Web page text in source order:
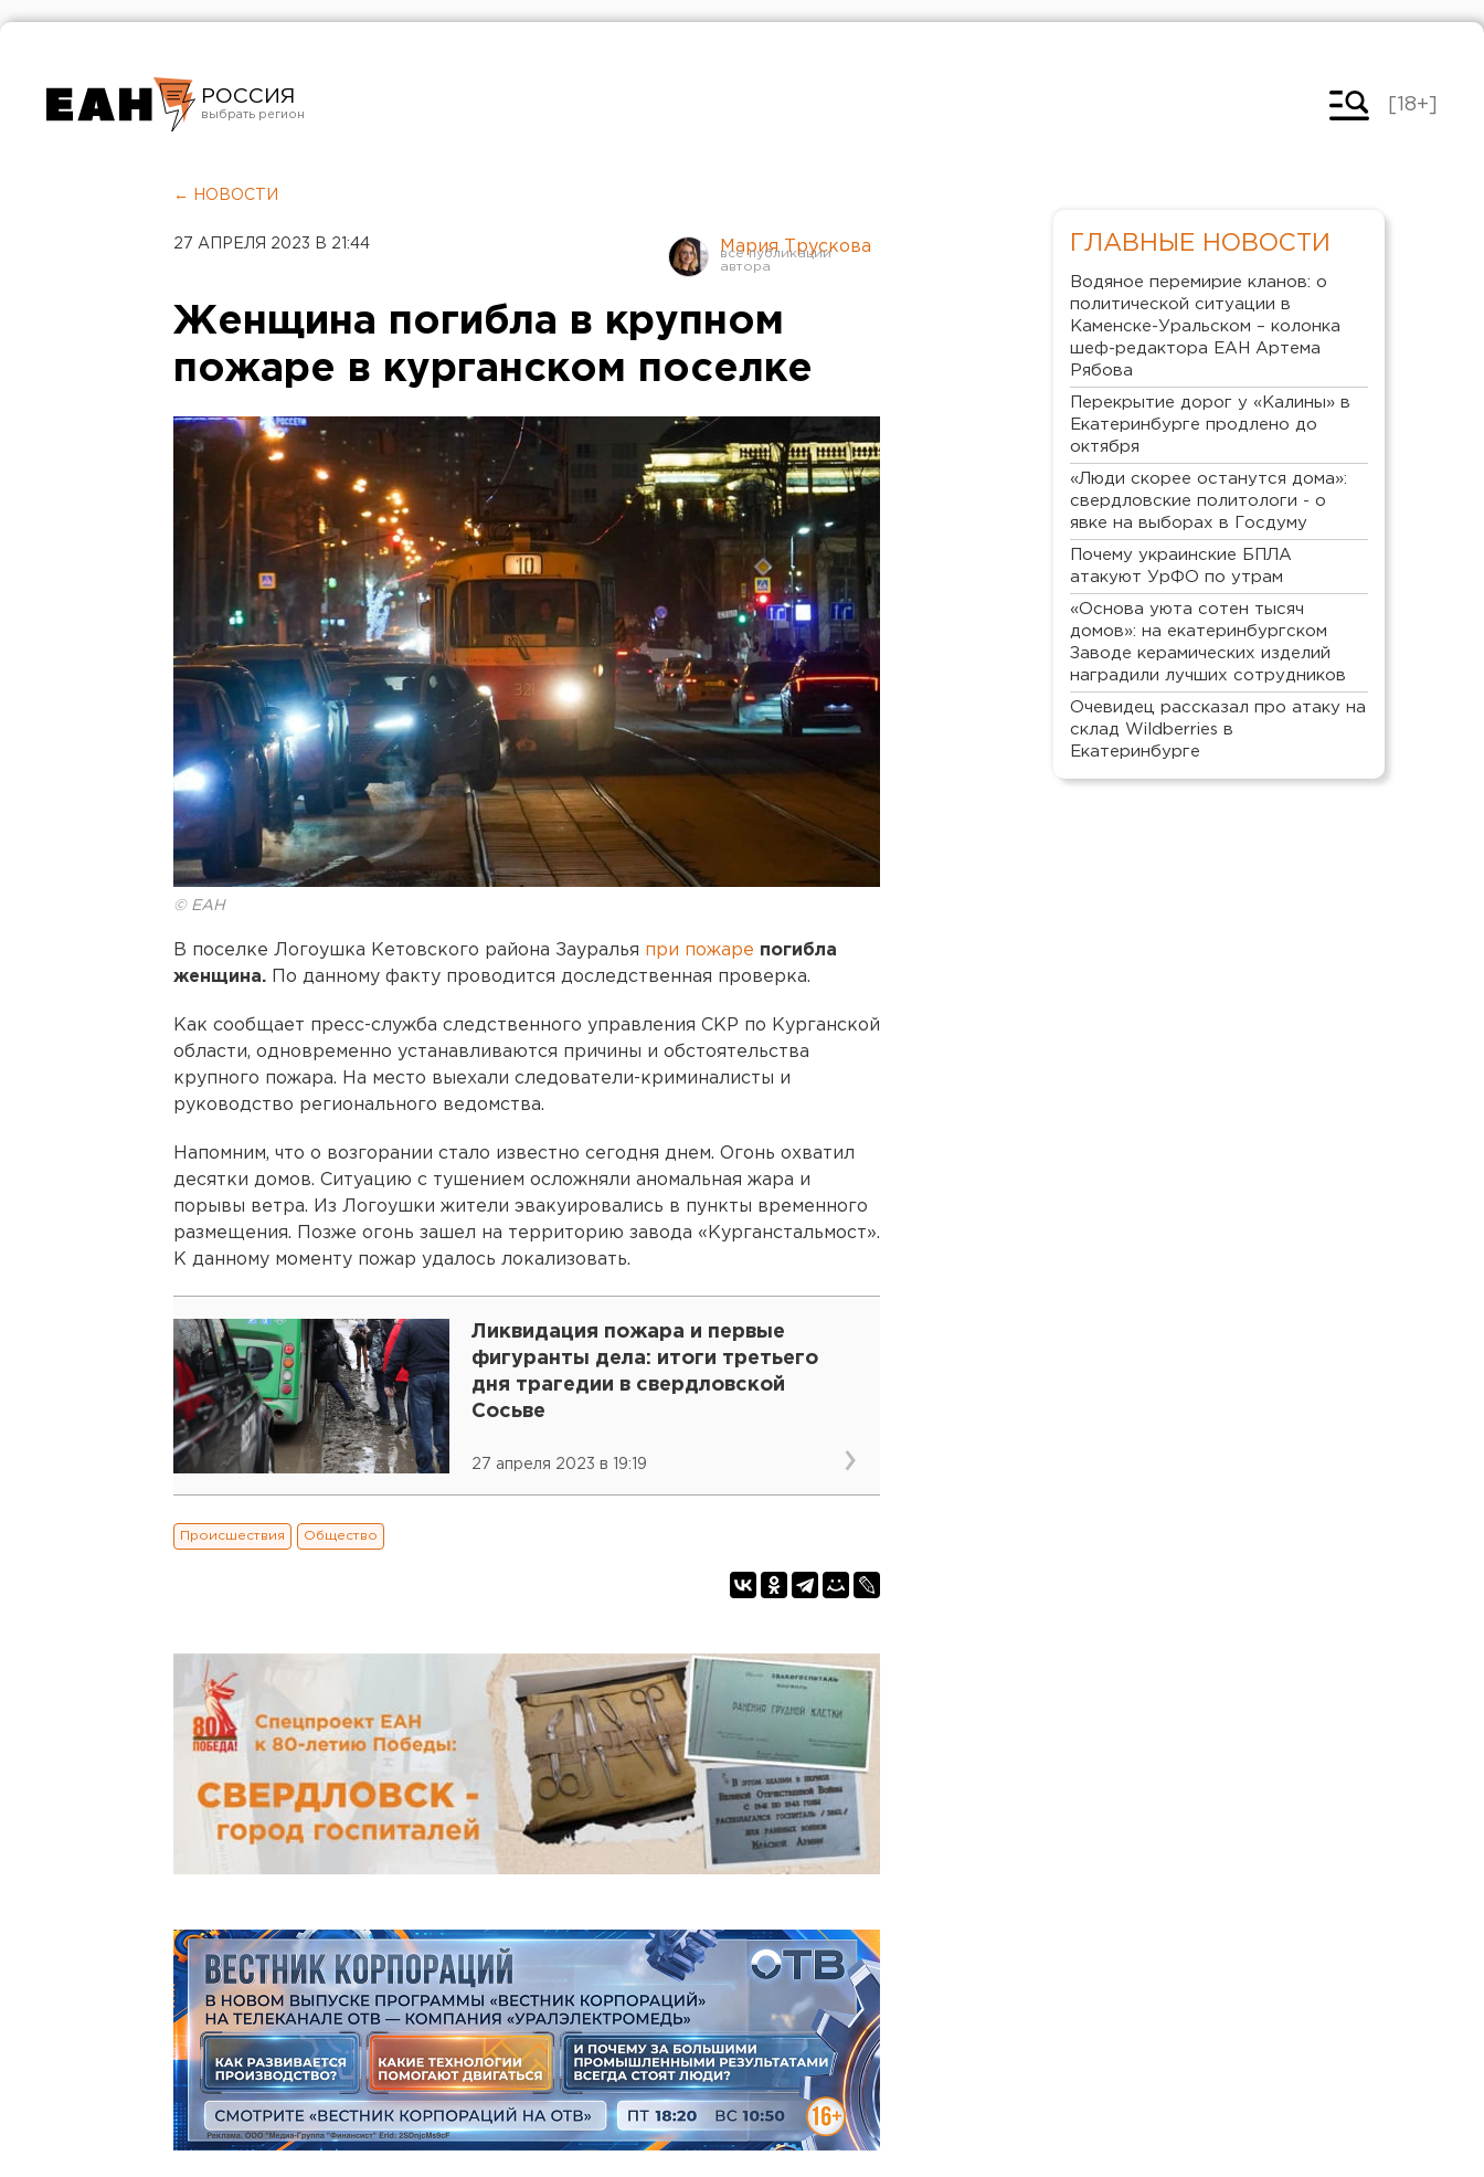
РОССИЯ
Челябинск
[18+]
← НОВОСТИ
27 АПРЕЛЯ 2023 В 21:44 Мария Трускова
Женщина погибла в крупном
пожаре в курганском поселке
© ЕАН
В поселке Логоушка Кетовского района Зауралья при пожаре погибла
женщина.
По данному факту проводится доследственная проверка.
Как сообщает пресс-служба следственного управления СКР по Курганской
области, одновременно устанавливаются причины и обстоятельства
крупного пожара. На место выехали следователи-криминалисты и
руководство регионального ведомства.
Напомним, что о возгорании стало известно сегодня днем. Огонь охватил
десятки домов. Ситуацию с тушением осложняли аномальная жара и
порывы ветра. Из Логоушки жители эвакуировались в пункты временного
размещения. Позже огонь зашел на территорию завода «Курганстальмост».
К данному моменту пожар удалось локализовать.
Ликвидация пожара и первые
фигуранты дела: итоги третьего
дня трагедии в свердловской
Сосьве
27 апреля 2023 в 19:19
Происшествия Общество
ГЛАВНЫЕ НОВОСТИ
Водяное перемирие кланов: о
политической ситуации в
Каменске-Уральском – колонка
шеф-редактора ЕАН Артема
Рябова
Перекрытие дорог у «Калины» в
Екатеринбурге продлено до
октября
«Люди скорее останутся дома»:
свердловские политологи - о
явке на выборах в Госдуму
Почему украинские БПЛА
атакуют УрФО по утрам
«Основа уюта сотен тысяч
домов»: на екатеринбургском
Заводе керамических изделий
наградили лучших сотрудников
Очевидец рассказал про атаку на
склад Wildberries в
Екатеринбурге